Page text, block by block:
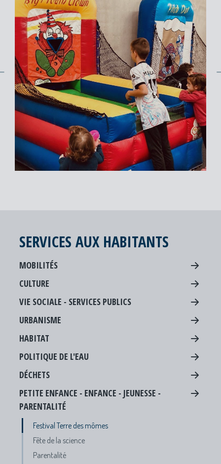
SERVICES AUX HABITANTS
MOBILITÉS
CULTURE
VIE SOCIALE - SERVICES PUBLICS
URBANISME
HABITAT
POLITIQUE DE L'EAU
DÉCHETS
PETITE ENFANCE - ENFANCE - JEUNESSE -
PARENTALITÉ
Festival Terre des mômes
Fête de la science
Parentalité